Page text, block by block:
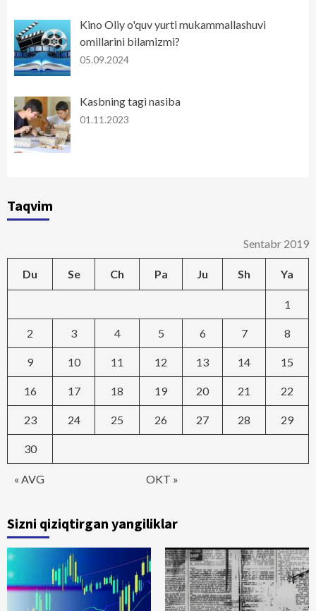
Kino Oliy o'quv yurti mukammallashuvi
omillarini bilamizmi?
05.09.2024
Kasbning tagi nasiba
01.11.2023
Taqvim
Sentabr 2019
Du Se Ch Pa Ju Sh Ya
« AVG OKT »
1
2 3 4 5 6 7 8
9 10 11 12 13 14 15
16 17 18 19 20 21 22
23 24 25 26 27 28 29
30
Sizni qiziqtirgan yangiliklar